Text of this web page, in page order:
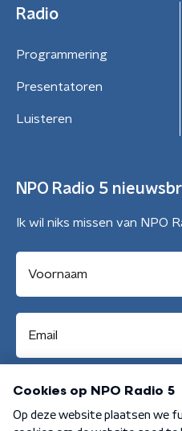
Radio
Programmering
Presentatoren
Luisteren
NPO Radio 5
Ik wil niks missen van NPO